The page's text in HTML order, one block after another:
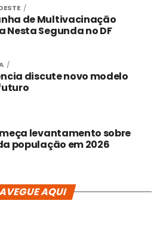
de Multivacinação
Nesta Segunda no DF
discute novo modelo
levantamento sobre
população em 2026
AQUI